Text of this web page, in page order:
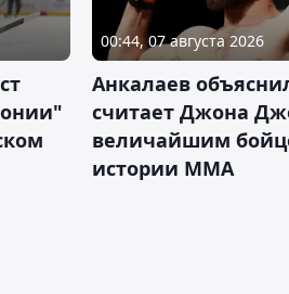
00:44, 07 августа 2026
Анкалаев
считает Джона
величайшим
истории ММА